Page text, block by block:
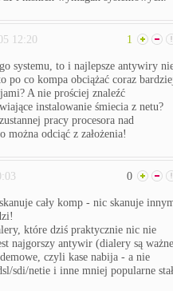
12:20 1
systemu, to i najlepsze antywiry
po co kompa obciążać coraz
A nie prościej znaleźć
instalowanie śmiecia z netu?
pracy procesora nad
można odciąć z założenia!
0
cały komp - nic skanuje
które dziś praktycznie nic nie
najgorszy antywir (dialery są ważne
czyli kase nabija - a nie
sdi/netie i inne mniej popularne